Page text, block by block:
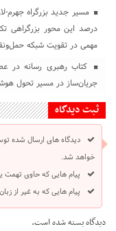
درصد این محور بزرگراهی
مهمی در تقویت شبکه
کتاب رهبری رسانه در
جریان‌ساز در مسیر تحول
ثبت دیدگاه
دیدگاه های ارسال شده
خواهد شد.
پیام هایی که حاوی تهمت
پیام هایی که به غیر از
دیدگاه بسته شده است.